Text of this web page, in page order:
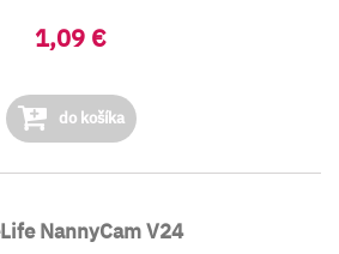
1,09 €
do košíka
NannyCam V24